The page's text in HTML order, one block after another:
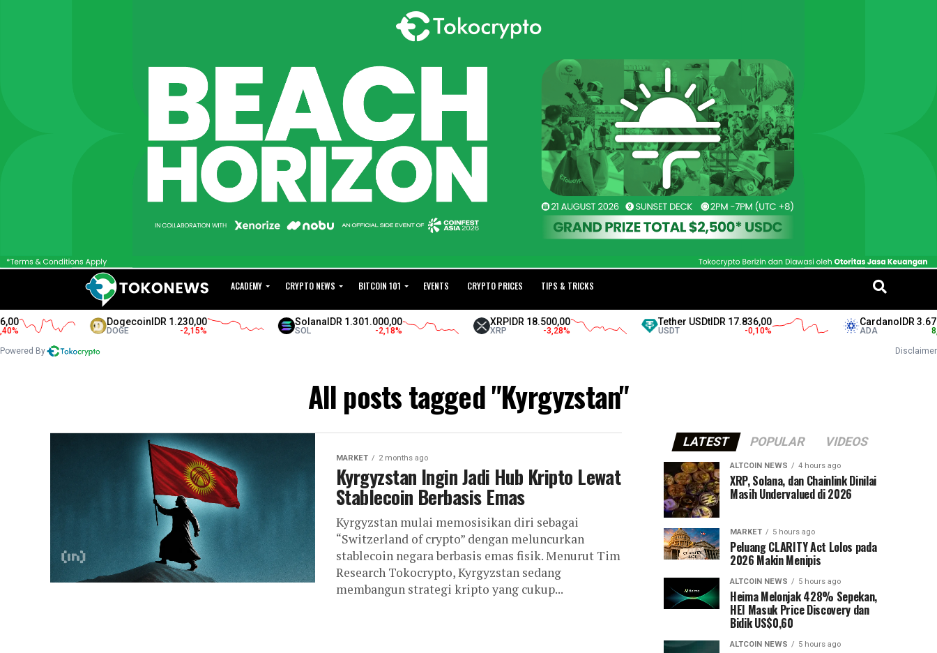
ACADEMY CRYPTO NEWS BITCOIN 101 EVENTS CRYPTO PRICES TIPS & TRICKS
DogecoinIDR 1.230,00
DOGE -2,15%
SolanaIDR 1.301.000,00
SOL -2,18%
XRPIDR 18.500,00
XRP -3,28%
Tether USDtIDR 17.836,00
USDT -0,10%
CardanoIDR
ADA 8,50
Powered By Disclaimer
All posts tagged "Kyrgyzstan"
MARKET 2 months ago
Kyrgyzstan Ingin Jadi Hub Kripto Lewat
Stablecoin Berbasis Emas
Kyrgyzstan mulai memosisikan diri sebagai
“Switzerland of crypto” dengan meluncurkan
stablecoin negara berbasis emas fisik. Menurut Tim
Research Tokocrypto, Kyrgyzstan sedang
membangun strategi kripto yang cukup...
LATEST POPULAR VIDEOS
ALTCOIN NEWS 4 hours ago
XRP, Solana, dan Chainlink Dinilai
Masih Undervalued di 2026
MARKET 5 hours ago
Peluang CLARITY Act Lolos pada
2026 Makin Menipis
ALTCOIN NEWS 5 hours ago
Heima Melonjak 428% Sepekan,
HEI Masuk Price Discovery dan
Bidik US$0,60
ALTCOIN NEWS 5 hours ago